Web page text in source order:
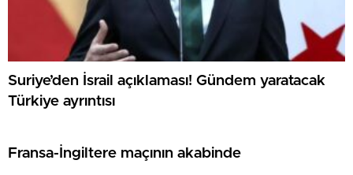
Suriye’den İsrail açıklaması! Gündem yaratacak
Türkiye ayrıntısı
Fransa-İngiltere maçının akabinde